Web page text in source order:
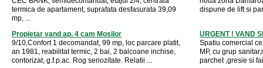
termica de apartament, suprafata desfasurata 39,09
mp, ...
dispune de lift si
Propietar vand ap. 4 cam Mosilor
9/10,Confort 1 decomandat, 99 mp, loc parcare platit,
an 1981, reabilitat termic, 2 bai, 2 balcoane inchise,
contorizat, g.f.p.ac. Rog seriozitate. Relatii ...
URGENT ! VAND
Spatiu comercial
MP, cu grup
parchet ,gresie si